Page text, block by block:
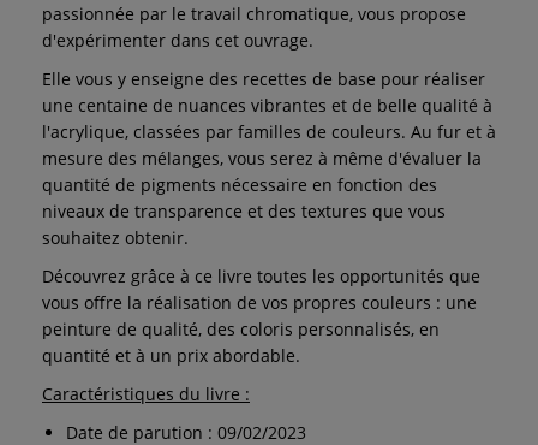
passionnée par le travail chromatique, vous propose
d'expérimenter dans cet ouvrage.
Elle vous y enseigne des recettes de base pour réaliser
une centaine de nuances vibrantes et de belle qualité à
l'acrylique, classées par familles de couleurs. Au fur et à
mesure des mélanges, vous serez à même d'évaluer la
quantité de pigments nécessaire en fonction des
niveaux de transparence et des textures que vous
souhaitez obtenir.
Découvrez grâce à ce livre toutes les opportunités que
vous offre la réalisation de vos propres couleurs : une
peinture de qualité, des coloris personnalisés, en
quantité et à un prix abordable.
Caractéristiques du livre :
Date de parution : 09/02/2023